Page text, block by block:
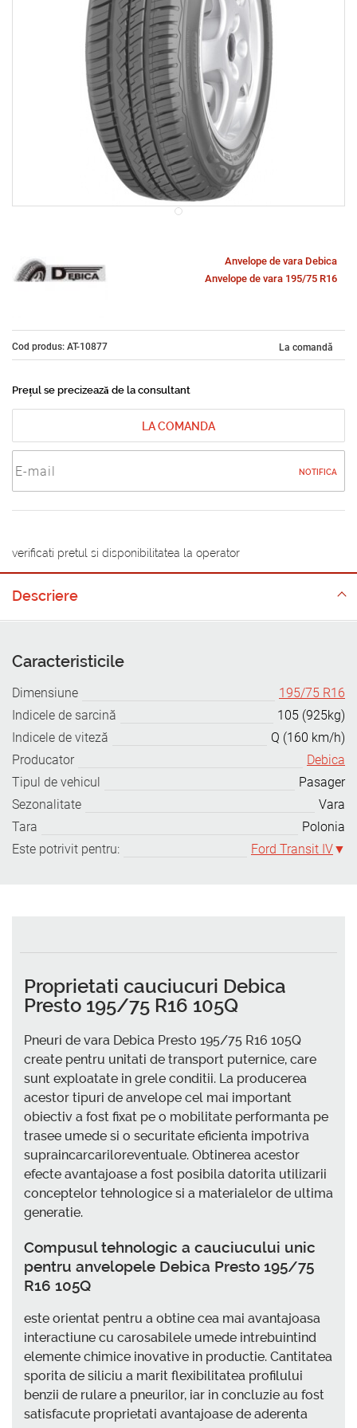
Anvelope de vara Debica
Anvelope de vara 195/75 R16
Cod produs: AT-10877 La comandă
Prețul se precizează de la consultant
LA COMANDA
NOTIFICA
verificati pretul si disponibilitatea la operator
Descriere
Caracteristicile
Dimensiune
195/75 R16
Indicele de sarcină
105 (925kg)
Indicele de viteză
Q (160 km/h)
Producator
Debica
Tipul de vehicul
Pasager
Sezonalitate
Vara
Tara
Polonia
Este potrivit pentru:
Ford Transit IV
Proprietati cauciucuri Debica
Presto 195/75 R16 105Q
Pneuri de vara Debica Presto 195/75 R16 105Q
create pentru unitati de transport puternice, care
sunt exploatate in grele conditii. La producerea
acestor tipuri de anvelope cel mai important
obiectiv a fost fixat pe o mobilitate performanta pe
trasee umede si o securitate eficienta impotriva
supraincarcariloreventuale. Obtinerea acestor
efecte avantajoase a fost posibila datorita utilizarii
conceptelor tehnologice si a materialelor de ultima
generatie.
Compusul tehnologic a cauciucului unic
pentru anvelopele Debica Presto 195/75
R16 105Q
este orientat pentru a obtine cea mai avantajoasa
interactiune cu carosabilele umede intrebuintind
elemente chimice inovative in productie. Cantitatea
sporita de siliciu a marit flexibilitatea profilului
benzii de rulare a pneurilor, iar in concluzie au fost
satisfacute proprietati avantajoase de aderenta